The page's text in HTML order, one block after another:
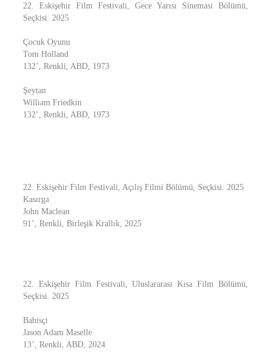
22. Eskişehir Film Festivali, Gece Yarısı Sineması Bölümü,
Seçkisi. 2025
Çocuk Oyunu
Tom Holland
132’, Renkli, ABD, 1973
Şeytan
William Friedkin
132’, Renkli, ABD, 1973
22. Eskişehir Film Festivali, Açılış Filmi Bölümü, Seçkisi. 2025
Kasırga
John Maclean
91’, Renkli, Birleşik Krallık, 2025
22. Eskişehir Film Festivali, Uluslararası Kısa Film Bölümü,
Seçkisi. 2025
Bahisçi
Jason Adam Maselle
13’, Renkli, ABD, 2024